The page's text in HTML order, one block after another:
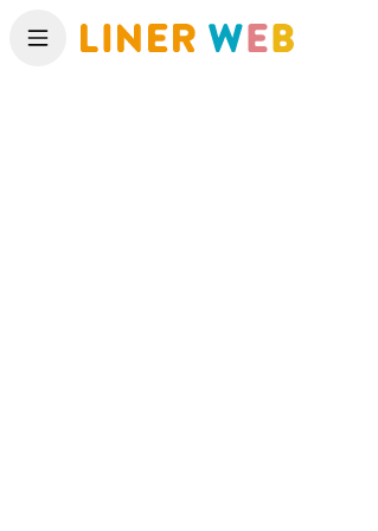
メニュー